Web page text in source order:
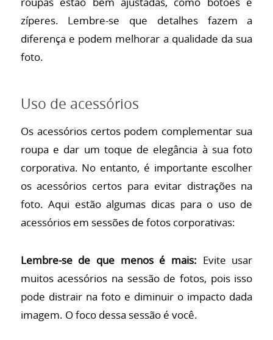
zíperes. Lembre-se que detalhes fazem a
diferença e podem melhorar a qualidade da sua
foto.
Uso de acessórios
Os acessórios certos podem complementar sua
roupa e dar um toque de elegância à sua foto
corporativa. No entanto, é importante escolher
os acessórios certos para evitar distrações na
foto. Aqui estão algumas dicas para o uso de
acessórios em sessões de fotos corporativas:
Lembre-se de que menos é mais: Evite usar
muitos acessórios na sessão de fotos, pois isso
pode distrair na foto e diminuir o impacto dada
imagem. O foco dessa sessão é você.